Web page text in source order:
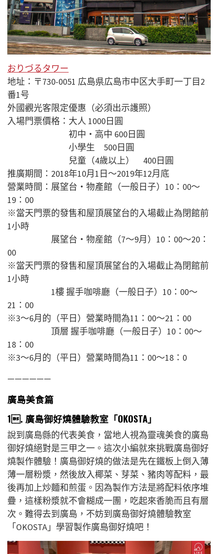
おりづるタワー
地址：〒730-0051 広島県広島市中区大手町一丁目2
番1号
外國觀光客限定優惠（必須出示護照）
入場門票價格：大人 1000日圓
初中・高中 600日圓
小學生 500日圓
兒童（4歲以上） 400日圓
推廣期間：2018年10月1日～2019年12月底
營業時間：展望台・物產館（一般日子）10：00～
19：00
※當天門票的發售和屋頂展望台的入場截止為閉館前
1小時
展望台・物産館（7～9月）10：00～20：
00
※當天門票的發售和屋頂展望台的入場截止為閉館前
1小時
1樓 握手咖啡廳（一般日子）10：00～
21：00
※3～6月的（平日）營業時間為11：00～21：00
頂層 握手咖啡廳（一般日子）10：00～
18：00
※3～6月的（平日）營業時間為11：00～18：0
——————
廣島美食篇
1. 廣島御好燒體驗教室「OKOSTA」
說到廣島縣的代表美食，當地人視為靈魂美食的廣島
御好燒絕對是三甲之一。這次小編就來挑戰廣島御好
燒製作體驗！廣島御好燒的做法是先在鐵板上倒入薄
薄一層粉漿，然後放入椰菜、芽菜、豬肉等配料，最
後再加上炒麵和煎蛋。因為製作方法是將配料依序堆
疊，這樣粉漿就不會糊成一團，吃起來香脆而且有層
次。難得去到廣島，不妨到廣島御好燒體驗教室
「OKOSTA」學習製作廣島御好燒吧！